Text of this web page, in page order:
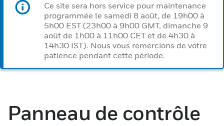
Ce site sera hors service pour maintenance
programmée le samedi 8 août, de 19h00 à
5h00 EST (23h00 à 9h00 GMT, dimanche 9
août de 1h00 à 11h00 CET et de 4h30 à
14h30 IST). Nous vous remercions de votre
patience pendant cette période.
Panneau de contrôle